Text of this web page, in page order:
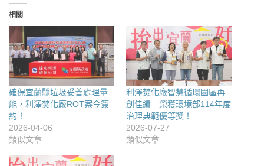
相關
確保宜蘭縣垃圾妥善處理量
能，利澤焚化廠ROT案今簽
約！
2026-04-06
類似文章
利澤焚化廠智慧循環園區再
創佳績 榮獲環境部114年度
治理典範優等獎！
2026-07-27
類似文章